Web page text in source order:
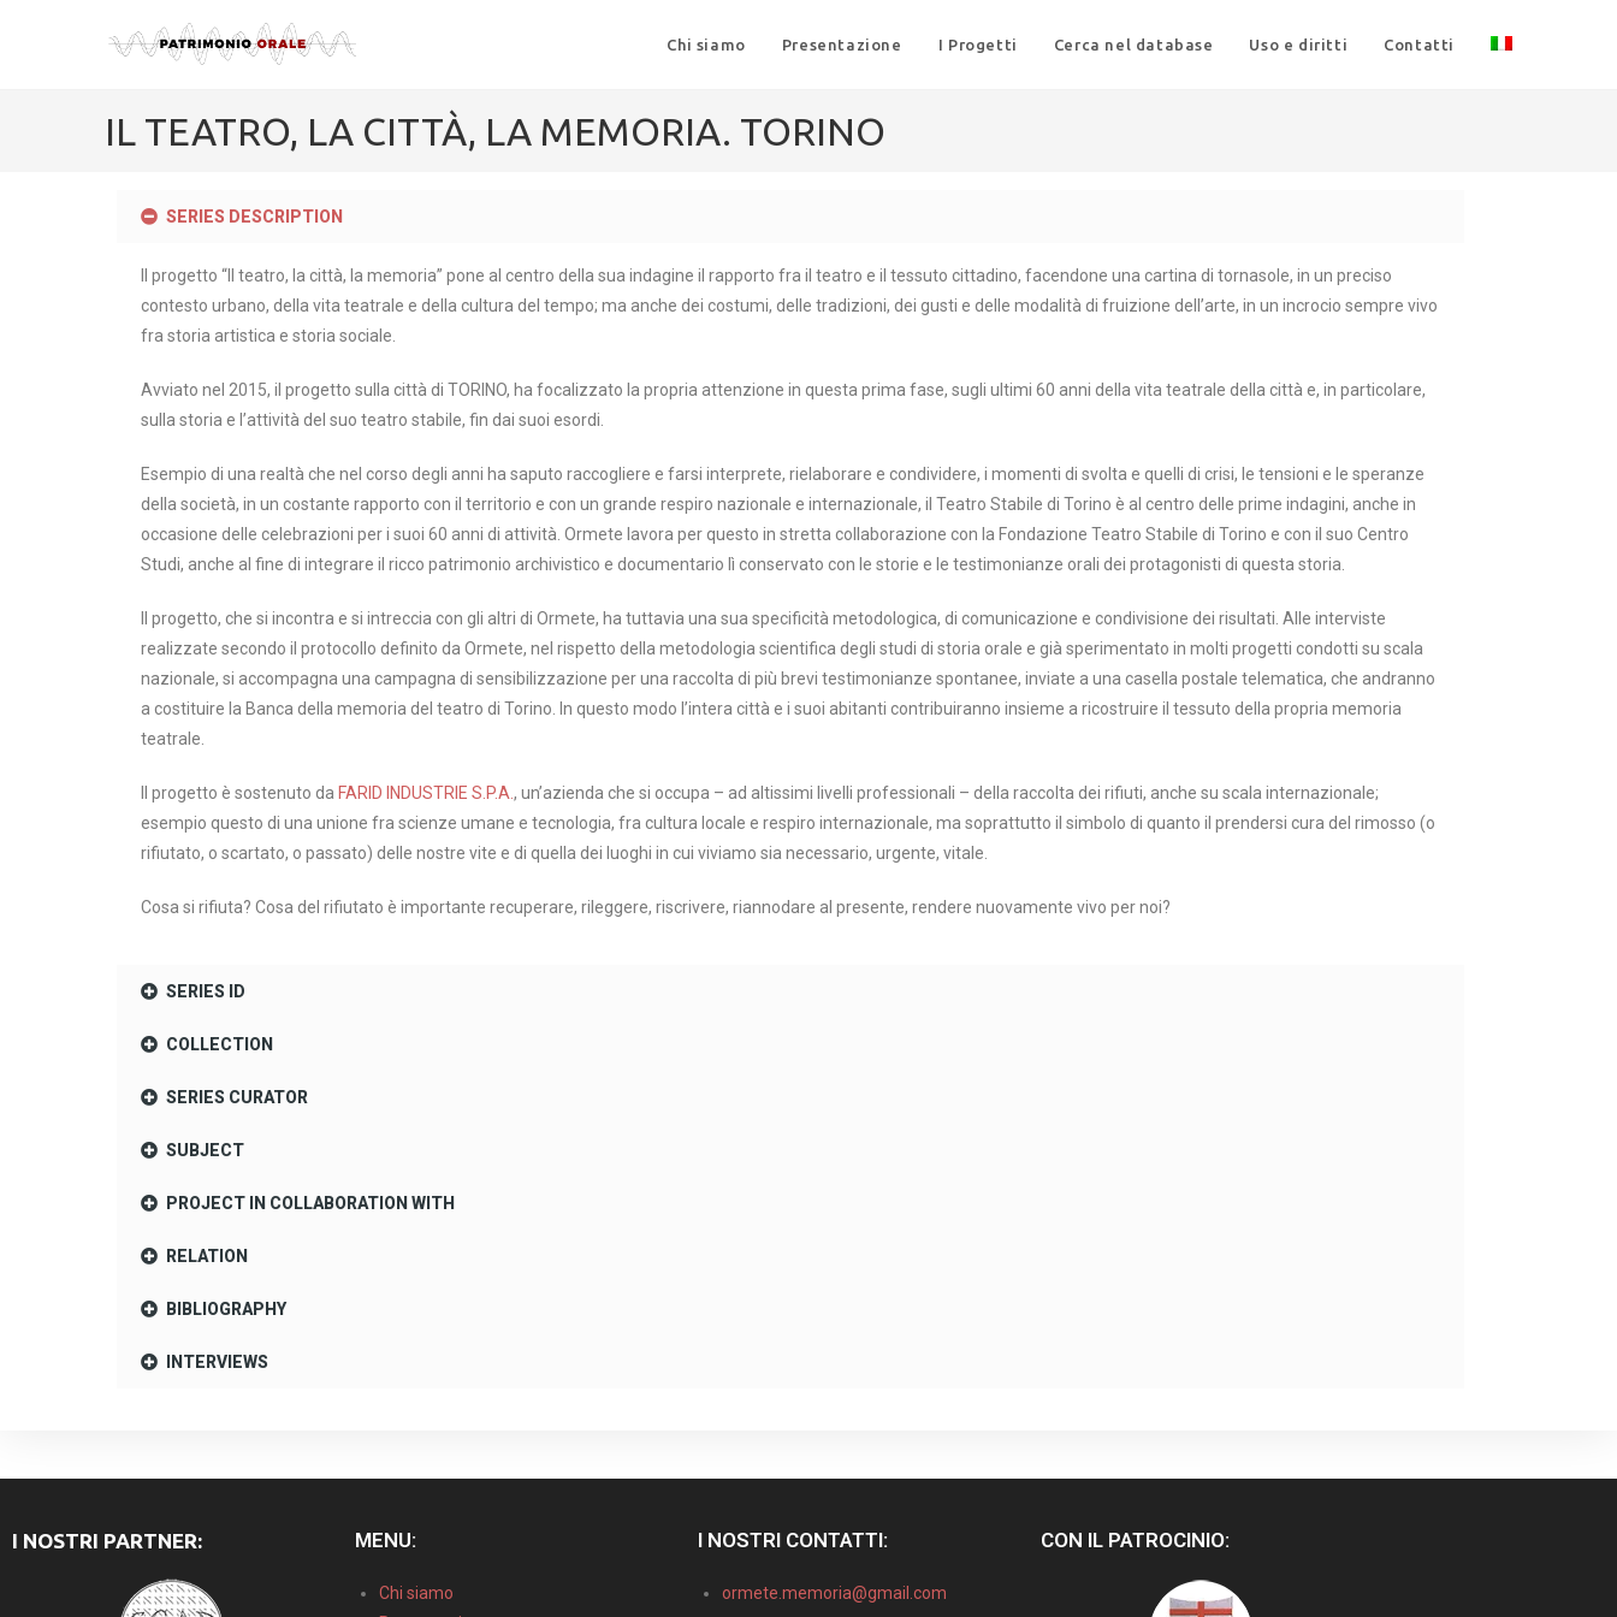
Chi siamo Presentazione I Progetti Cerca nel database Uso e diritti Contatti
IL TEATRO, LA CITTÀ, LA MEMORIA. TORINO
SERIES DESCRIPTION
Il progetto “Il teatro, la città, la memoria” pone al centro della sua indagine il rapporto fra il teatro e il tessuto cittadino, facendone una cartina di tornasole, in un preciso
contesto urbano, della vita teatrale e della cultura del tempo; ma anche dei costumi, delle tradizioni, dei gusti e delle modalità di fruizione dell’arte, in un incrocio sempre vivo
fra storia artistica e storia sociale.
Avviato nel 2015, il progetto sulla città di TORINO, ha focalizzato la propria attenzione in questa prima fase, sugli ultimi 60 anni della vita teatrale della città e, in particolare,
sulla storia e l’attività del suo teatro stabile, fin dai suoi esordi.
Esempio di una realtà che nel corso degli anni ha saputo raccogliere e farsi interprete, rielaborare e condividere, i momenti di svolta e quelli di crisi, le tensioni e le speranze
della società, in un costante rapporto con il territorio e con un grande respiro nazionale e internazionale, il Teatro Stabile di Torino è al centro delle prime indagini, anche in
occasione delle celebrazioni per i suoi 60 anni di attività. Ormete lavora per questo in stretta collaborazione con la Fondazione Teatro Stabile di Torino e con il suo Centro
Studi, anche al fine di integrare il ricco patrimonio archivistico e documentario lì conservato con le storie e le testimonianze orali dei protagonisti di questa storia.
Il progetto, che si incontra e si intreccia con gli altri di Ormete, ha tuttavia una sua specificità metodologica, di comunicazione e condivisione dei risultati. Alle interviste
realizzate secondo il protocollo definito da Ormete, nel rispetto della metodologia scientifica degli studi di storia orale e già sperimentato in molti progetti condotti su scala
nazionale, si accompagna una campagna di sensibilizzazione per una raccolta di più brevi testimonianze spontanee, inviate a una casella postale telematica, che andranno
a costituire la Banca della memoria del teatro di Torino. In questo modo l’intera città e i suoi abitanti contribuiranno insieme a ricostruire il tessuto della propria memoria
teatrale.
Il progetto è sostenuto da FARID INDUSTRIE S.P.A. , un’azienda che si occupa – ad altissimi livelli professionali – della raccolta dei rifiuti, anche su scala internazionale;
esempio questo di una unione fra scienze umane e tecnologia, fra cultura locale e respiro internazionale, ma soprattutto il simbolo di quanto il prendersi cura del rimosso (o
rifiutato, o scartato, o passato) delle nostre vite e di quella dei luoghi in cui viviamo sia necessario, urgente, vitale.
Cosa si rifiuta? Cosa del rifiutato è importante recuperare, rileggere, riscrivere, riannodare al presente, rendere nuovamente vivo per noi?
SERIES ID
COLLECTION
SERIES CURATOR
SUBJECT
PROJECT IN COLLABORATION WITH
RELATION
BIBLIOGRAPHY
INTERVIEWS
I NOSTRI PARTNER: MENU:
Chi siamo
I NOSTRI CONTATTI:
ormete.memoria@gmail.com
CON IL PATROCINIO: